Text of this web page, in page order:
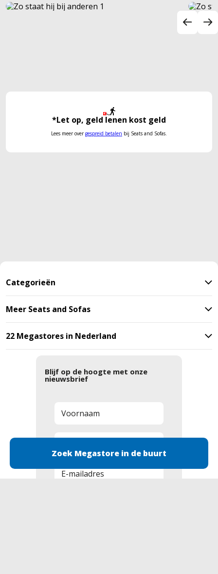
Zoek Megastore in de buurt
*Let op, geld lenen kost geld
Lees meer overgespreid betalen bij Seats and Sofas.
Categorieën
Meer Seats and Sofas
22 Megastores in Nederland
Blijf op de hoogte met onze
nieuwsbrief